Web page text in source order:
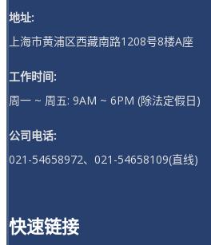
地址:
上海市黄浦区西藏南路1208号8楼A座
工作时间:
周一 ~ 周五: 9AM ~ 6PM (除法定假日)
公司电话:
021-54658972、021-54658109(直线)
快速链接